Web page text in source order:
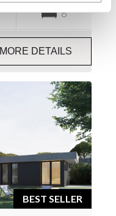
6
MORE DETAILS
BEST SELLER